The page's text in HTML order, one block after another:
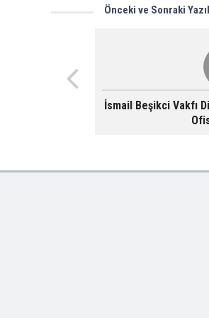
Önceki ve Sonraki
İsmail Beşikci Vakfı